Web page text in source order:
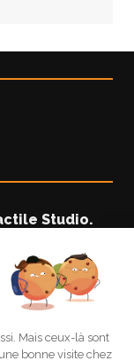
Studio.
?
Lise notre